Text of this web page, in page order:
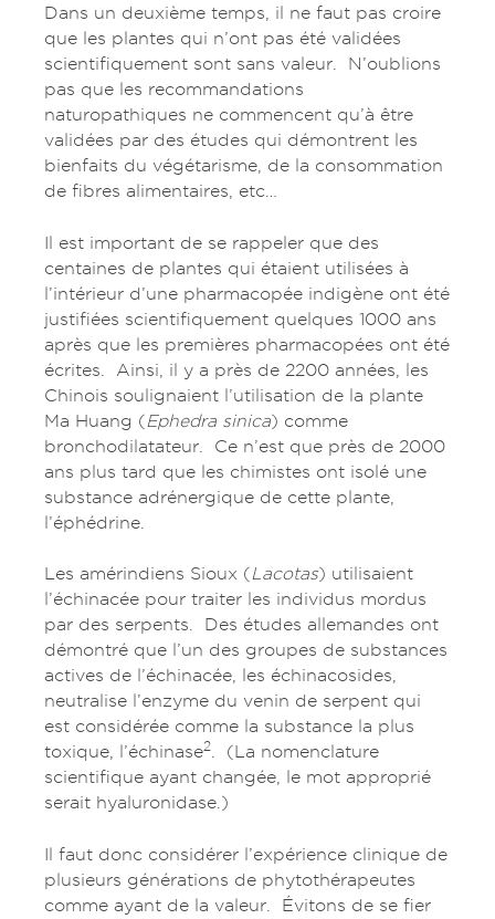
Dans un deuxième temps, il ne faut pas croire
que les plantes qui n’ont pas été validées
scientifiquement sont sans valeur. N’oublions
pas que les recommandations
naturopathiques ne commencent qu’à être
validées par des études qui démontrent les
bienfaits du végétarisme, de la consommation
de fibres alimentaires, etc…
Il est important de se rappeler que des
centaines de plantes qui étaient utilisées à
l’intérieur d’une pharmacopée indigène ont été
justifiées scientifiquement quelques 1000 ans
après que les premières pharmacopées ont été
écrites. Ainsi, il y a près de 2200 années, les
Chinois soulignaient l’utilisation de la plante
Ma Huang (Ephedra sinica) comme
bronchodilatateur. Ce n’est que près de 2000
ans plus tard que les chimistes ont isolé une
substance adrénergique de cette plante,
l’éphédrine.
Les amérindiens Sioux (Lacotas) utilisaient
l’échinacée pour traiter les individus mordus
par des serpents. Des études allemandes ont
démontré que l’un des groupes de substances
actives de l’échinacée, les échinacosides,
neutralise l’enzyme du venin de serpent qui
est considérée comme la substance la plus
toxique, l’échinase2
. (La nomenclature
scientifique ayant changée, le mot approprié
serait hyaluronidase.)
Il faut donc considérer l’expérience clinique de
plusieurs générations de phytothérapeutes
comme ayant de la valeur. Évitons de se fier